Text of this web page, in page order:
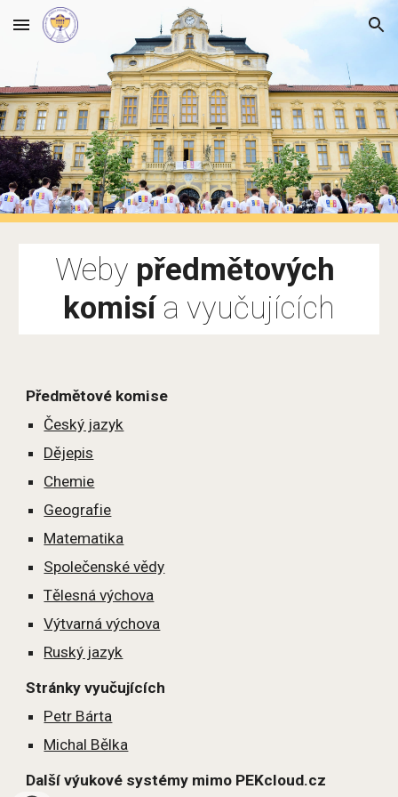
Skip to main content Skip to navigation
Weby předmětových
komisí a vyučujících
Předmětové komise
Český jazyk
Dějepis
Chemie
Geografie
Matematika
Společenské vědy
Tělesná výchova
Výtvarná výchova
Ruský jazyk
Stránky vyučujících
Petr Bárta
Michal Bělka
Další výukové systémy mimo PEKcloud.cz